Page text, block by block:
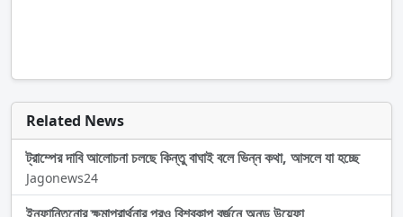
Related News
ট্রাম্পের দাবি আলোচনা চলছে কিন্তু বাঘাই বলে ভিন্ন কথা, আসলে যা হচ্ছে
Jagonews24